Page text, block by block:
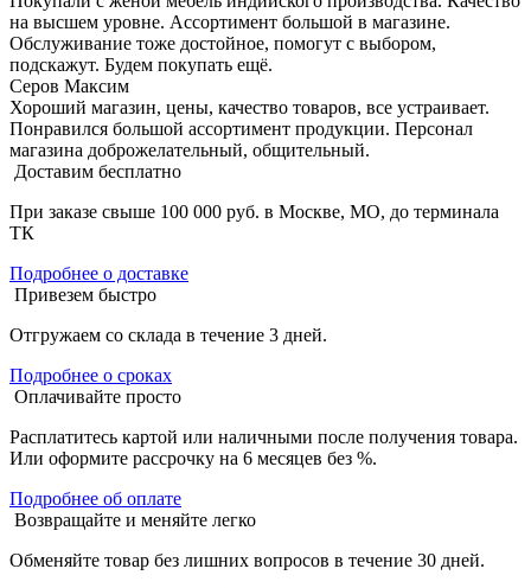
на высшем уровне. Ассортимент большой в магазине.
Обслуживание тоже достойное, помогут с выбором,
подскажут. Будем покупать ещё.
Серов Максим
Хороший магазин, цены, качество товаров, все устраивает.
Понравился большой ассортимент продукции. Персонал
магазина доброжелательный, общительный.
Доставим бесплатно
При заказе свыше 100 000 руб. в Москве, МО, до терминала
ТК
Подробнее о доставке
Привезем быстро
Отгружаем со склада в течение 3 дней.
Подробнее о сроках
Оплачивайте просто
Расплатитесь картой или наличными после получения товара.
Или оформите рассрочку на 6 месяцев без %.
Подробнее об оплате
Возвращайте и меняйте легко
Обменяйте товар без лишних вопросов в течение 30 дней.